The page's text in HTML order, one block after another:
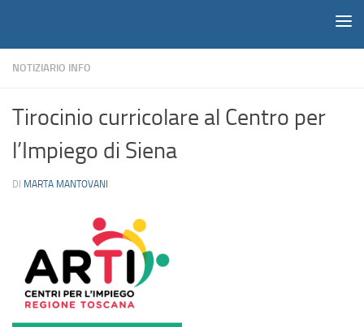
NOTIZIARIO INFO
Tirocinio curricolare al Centro per
l’Impiego di Siena
DI MARTA MANTOVANI